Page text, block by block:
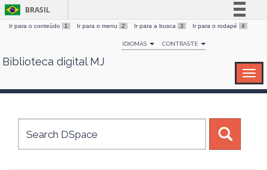
Skip
BRASIL
Simplifique!
Comunica BR
Canais
Ir para o conteúdo 1 Ir para o menu 2 Ir para a busca 3 Ir para o rodapé 4
IDIOMAS CONTRASTE
Biblioteca digital MJ